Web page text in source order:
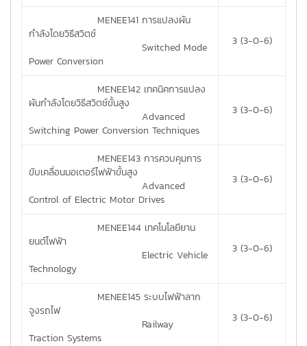
MENEE141 การแปลงผัน
กำลังโดยวิธีสวิตช์
Switched Mode
Power Conversion
3 (3-0-6)
MENEE142 เทคนิคการแปลง
ผันกำลังโดยวิธีสวิตช์ขั้นสูง
Advanced
Switching Power Conversion Techniques
3 (3-0-6)
MENEE143 การควบคุมการ
ขับเคลื่อนมอเตอร์ไฟฟ้าขั้นสูง
Advanced
Control of Electric Motor Drives
3 (3-0-6)
MENEE144 เทคโนโลยียาน
ยนต์ไฟฟ้า
Electric Vehicle
Technology
3 (3-0-6)
MENEE145 ระบบไฟฟ้าลาก
จูงรถไฟ
Railway
Traction Systems
3 (3-0-6)